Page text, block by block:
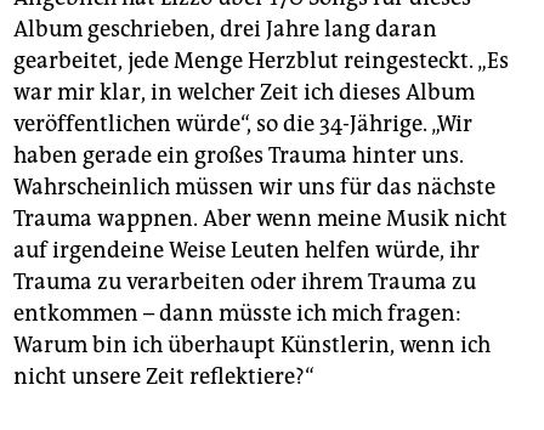
Album geschrieben, drei Jahre lang daran
gearbeitet, jede Menge Herzblut reingesteckt. „Es
war mir klar, in welcher Zeit ich dieses Album
veröffentlichen würde“, so die 34-Jährige. „Wir
haben gerade ein großes Trauma hinter uns.
Wahrscheinlich müssen wir uns für das nächste
Trauma wappnen. Aber wenn meine Musik nicht
auf irgendeine Weise Leuten helfen würde, ihr
Trauma zu verarbeiten oder ihrem Trauma zu
entkommen – dann müsste ich mich fragen:
Warum bin ich überhaupt Künstlerin, wenn ich
nicht unsere Zeit reflektiere?“